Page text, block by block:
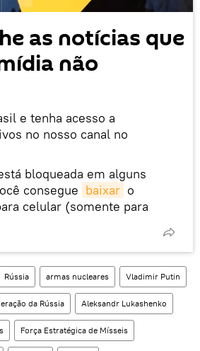
as notícias que
não
e tenha acesso a
no nosso canal no
bloqueada em alguns
consegue baixar o
celular (somente para
Rússia armas nucleares Vladimir Putin
da Rússia Aleksandr Lukashenko
Força Estratégica de Mísseis